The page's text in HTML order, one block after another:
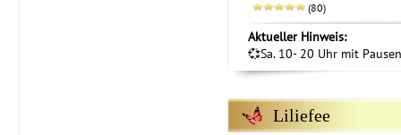
(80)
Aktueller Hinweis:
💞Sa. 10- 20 Uhr mit
Liliefee